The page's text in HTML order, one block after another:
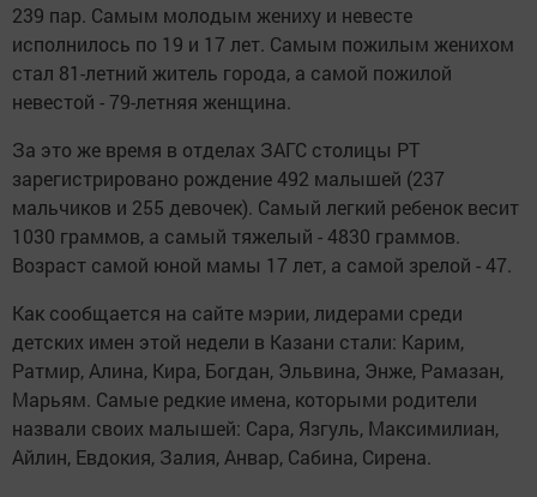
239 пар. Самым молодым жениху и невесте
исполнилось по 19 и 17 лет. Самым пожилым женихом
стал 81-летний житель города, а самой пожилой
невестой - 79-летняя женщина.
За это же время в отделах ЗАГС столицы РТ
зарегистрировано рождение 492 малышей (237
мальчиков и 255 девочек). Самый легкий ребенок весит
1030 граммов, а самый тяжелый - 4830 граммов.
Возраст самой юной мамы 17 лет, а самой зрелой - 47.
Как сообщается на сайте мэрии, лидерами среди
детских имен этой недели в Казани стали: Карим,
Ратмир, Алина, Кира, Богдан, Эльвина, Энже, Рамазан,
Марьям. Самые редкие имена, которыми родители
назвали своих малышей: Сара, Язгуль, Максимилиан,
Айлин, Евдокия, Залия, Анвар, Сабина, Сирена.